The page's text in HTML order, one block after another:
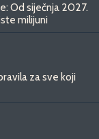
Od siječnja 2027.
milijuni
za sve koji